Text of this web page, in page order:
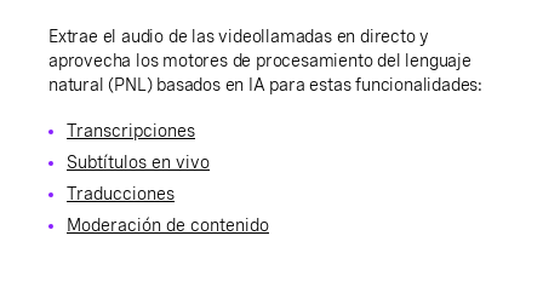
Extrae el audio de las videollamadas en directo y
aprovecha los motores de procesamiento del lenguaje
natural (PNL) basados en IA para estas funcionalidades:
Transcripciones
Subtítulos en vivo
Traducciones
Moderación de contenido